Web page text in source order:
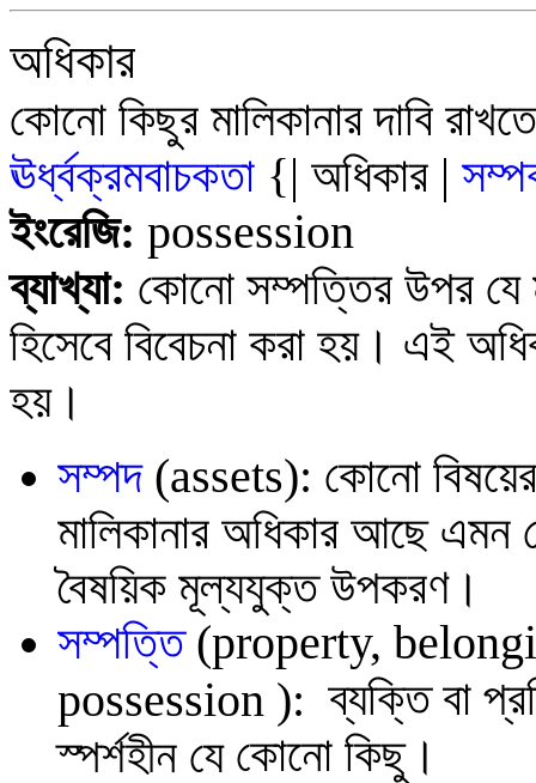
অধিকার
কোনো কিছুর মালিকানার দাবি
ঊর্ধ্বক্রমবাচকতা {| অধিকার |
ইংরেজি: possession
ব্যাখ্যা: কোনো সম্পত্তির উপর যে
হিসেবে বিবেচনা করা হয়। এই
হয়।
সম্পদ (assets): কোনো
মালিকানার অধিকার আছে
বৈষয়িক মূল্যযুক্ত উপকরণ।
সম্পত্তি (property,
possession ): ব্যক্তি বা
স্পর্শহীন যে কোনো কিছু।